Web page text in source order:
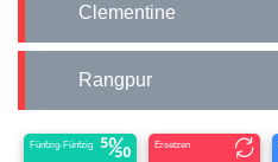
Clementine
Rangpur
Fünfzig-Fünfzig Ersetzen